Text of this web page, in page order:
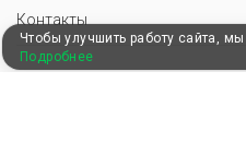
Контакты
Чтобы улучшить работу сайта,
Подробнее